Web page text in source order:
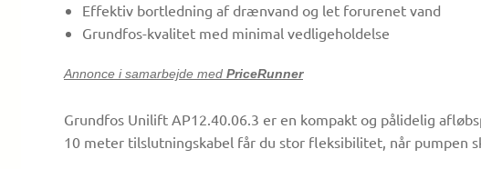
Effektiv bortledning af drænvand og let forurenet vand
Grundfos-kvalitet med minimal vedligeholdelse
Annonce i samarbejde med PriceRunner
Grundfos Unilift AP12.40.06.3 er en kompakt og pålidelig
10 meter tilslutningskabel får du stor fleksibilitet, når pumpen